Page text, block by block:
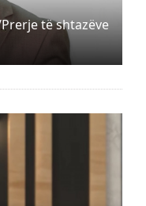
të shtazëve